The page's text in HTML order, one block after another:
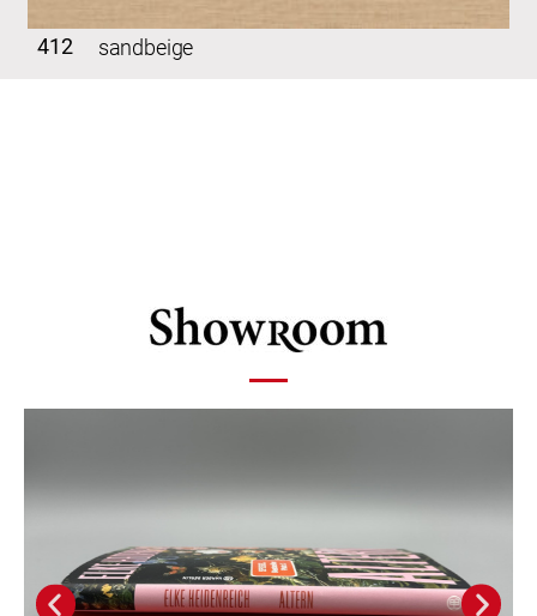
412 sandbeige